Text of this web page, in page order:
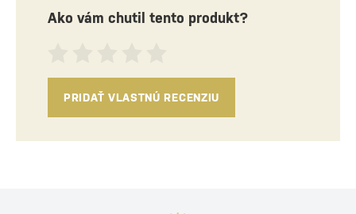
Ako vám chutil tento produkt?
PRIDAŤ VLASTNÚ RECENZIU